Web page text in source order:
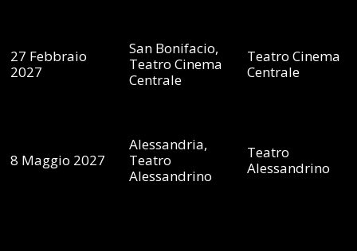
27 Febbraio
2027
San Bonifacio,
Teatro Cinema
Centrale
Teatro Cinema
Centrale
8 Maggio 2027
Alessandria,
Teatro
Alessandrino
Teatro
Alessandrino